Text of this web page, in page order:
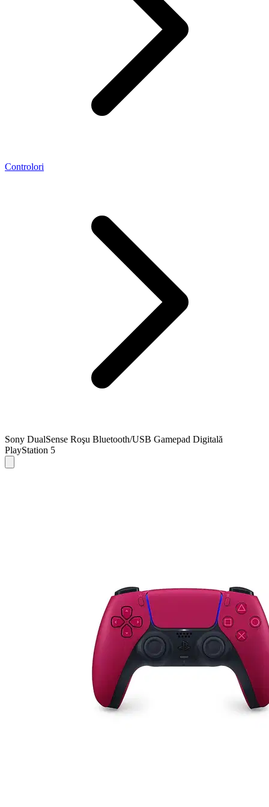
Controlori
Sony DualSense Roşu Bluetooth/USB Gamepad Digitală
PlayStation 5